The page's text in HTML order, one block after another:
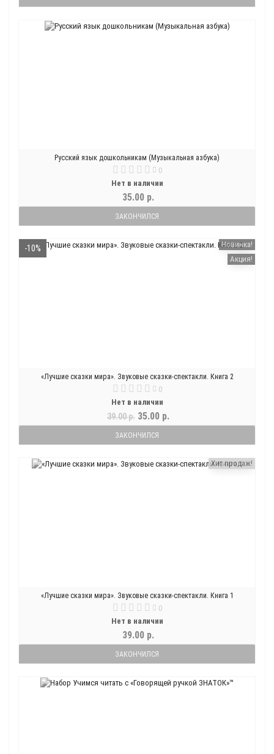
Русский язык дошкольникам (Музыкальная азбука)
0
Нет в наличии
35.00 р.
ЗАКОНЧИЛСЯ
Новинка!
Акция!
-10%
«Лучшие сказки мира». Звуковые сказки-спектакли. Книга 2
0
Нет в наличии
39.00 р. 35.00 р.
ЗАКОНЧИЛСЯ
Хит продаж!
«Лучшие сказки мира». Звуковые сказки-спектакли. Книга 1
0
Нет в наличии
39.00 р.
ЗАКОНЧИЛСЯ